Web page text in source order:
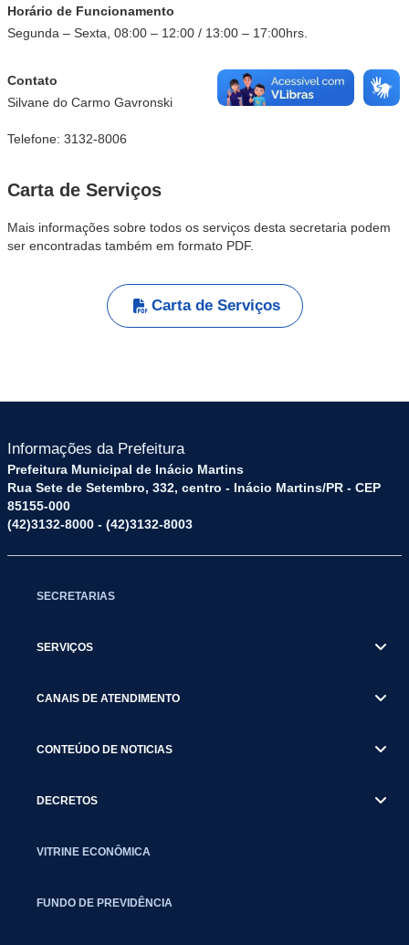
Horário de Funcionamento
Segunda – Sexta, 08:00 – 12:00 / 13:00 – 17:00hrs.
Contato
Silvane do Carmo Gavronski
Telefone: 3132-8006
Carta de Serviços
Mais informações sobre todos os serviços desta secretaria podem
ser encontradas também em formato PDF.
Carta de Serviços
Informações da Prefeitura
Prefeitura Municipal de Inácio Martins
Rua Sete de Setembro, 332, centro - Inácio Martins/PR - CEP
85155-000
(42)3132-8000 - (42)3132-8003
SECRETARIAS
SERVIÇOS
CANAIS DE ATENDIMENTO
CONTEÚDO DE NOTICIAS
DECRETOS
VITRINE ECONÔMICA
FUNDO DE PREVIDÊNCIA